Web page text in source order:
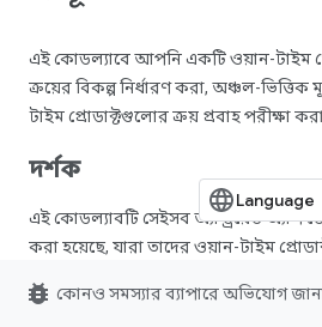
এই কোডল্যাবে আপনি একটি ওয়ান-টাইম
ক্রয়ের বিকল্প নির্ধারণ করা, অঞ্চল-
টাইম প্রোডাক্টগুলোর ক্রয় প্রবাহ পরীক্ষা
দর্শক
এই কোডল্যাবটি সেইসব অ্যান্ড্রয়েড অ্যাপ
করা হয়েছে, যারা তাদের ওয়ান-টাইম
bug_report কোনও সমস্যার ব্যাপারে অভিযোগ